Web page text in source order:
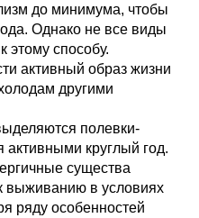
до минимума, чтобы
Однако не все виды
этому способу.
активный образ жизни
другими
полевки-
активными круглый год.
существа
выживанию в условиях
ряду особенностей